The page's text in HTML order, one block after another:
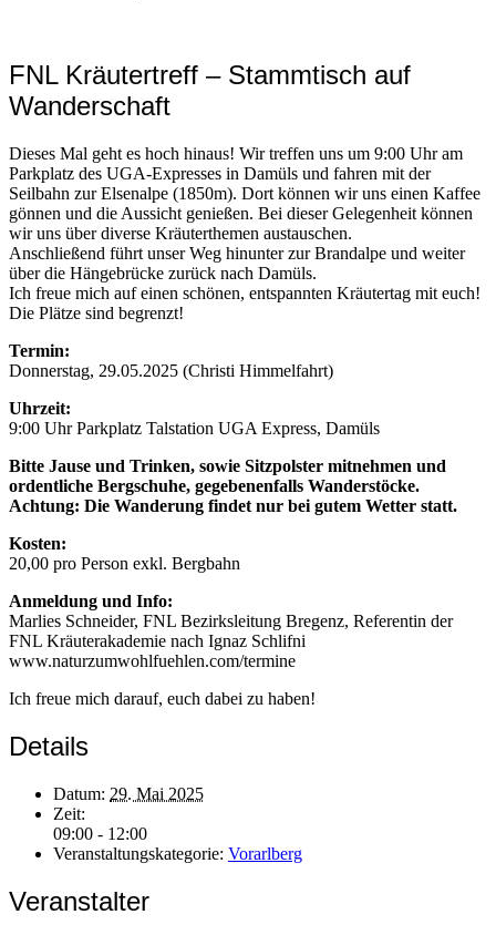
FNL Kräutertreff – Stammtisch auf
Wanderschaft
Dieses Mal geht es hoch hinaus! Wir treffen uns um 9:00 Uhr am
Parkplatz des UGA-Expresses in Damüls und fahren mit der
Seilbahn zur Elsenalpe (1850m). Dort können wir uns einen Kaffee
gönnen und die Aussicht genießen. Bei dieser Gelegenheit können
wir uns über diverse Kräuterthemen austauschen.
Anschließend führt unser Weg hinunter zur Brandalpe und weiter
über die Hängebrücke zurück nach Damüls.
Ich freue mich auf einen schönen, entspannten Kräutertag mit euch!
Die Plätze sind begrenzt!
Termin:
Donnerstag, 29.05.2025 (Christi Himmelfahrt)
Uhrzeit:
9:00 Uhr Parkplatz Talstation UGA Express, Damüls
Bitte Jause und Trinken, sowie Sitzpolster mitnehmen und
ordentliche Bergschuhe, gegebenenfalls Wanderstöcke.
Achtung: Die Wanderung findet nur bei gutem Wetter statt.
Kosten:
20,00 pro Person exkl. Bergbahn
Anmeldung und Info:
Marlies Schneider, FNL Bezirksleitung Bregenz, Referentin der
FNL Kräuterakademie nach Ignaz Schlifni
www.naturzumwohlfuehlen.com/termine
Ich freue mich darauf, euch dabei zu haben!
Details
Datum: 29. Mai 2025
Zeit:
09:00 - 12:00
Veranstaltungskategorie: Vorarlberg
Veranstalter